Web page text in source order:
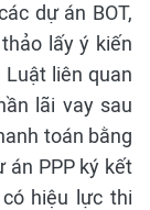
dự án BOT,
lấy ý kiến
liên quan
lãi vay sau
toán bằng
án PPP ký kết
hiệu lực thi